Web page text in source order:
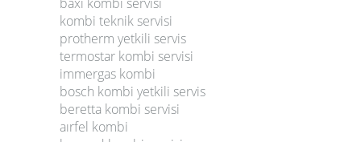
kombi teknik servisi
protherm yetkili servis
termostar kombi servisi
immergas kombi
bosch kombi yetkili servis
beretta kombi servisi
aırfel kombi